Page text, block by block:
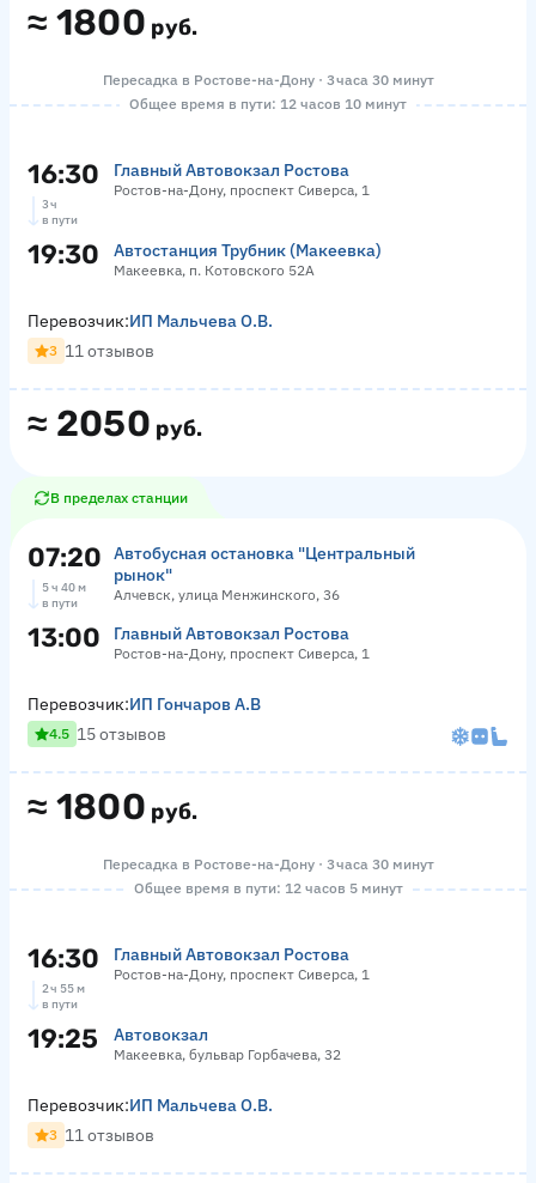
≈ 1800 руб.
Пересадка в Ростове-на-Дону · 3 часа 30 минут
Общее время в пути: 12 часов 10 минут
16:30 Главный Автовокзал Ростова
Ростов-на-Дону, проспект Сиверса, 1
3 ч
в пути
19:30 Автостанция Трубник (Макеевка)
Макеевка, п. Котовского 52А
≈ 2050 руб.
Перевозчик:ИП Мальчева О.В.
3 11 отзывов
В пределах станции
07:20
Автобусная остановка "Центральный
рынок"
Алчевск, улица Менжинского, 36
5 ч 40 м
в пути
13:00 Главный Автовокзал Ростова
Ростов-на-Дону, проспект Сиверса, 1
≈ 1800 руб.
Перевозчик:ИП Гончаров А.В
4.5 15 отзывов
Пересадка в Ростове-на-Дону · 3 часа 30 минут
Общее время в пути: 12 часов 5 минут
16:30 Главный Автовокзал Ростова
Ростов-на-Дону, проспект Сиверса, 1
2 ч 55 м
в пути
19:25 Автовокзал
Макеевка, бульвар Горбачева, 32
Перевозчик:ИП Мальчева О.В.
3 11 отзывов